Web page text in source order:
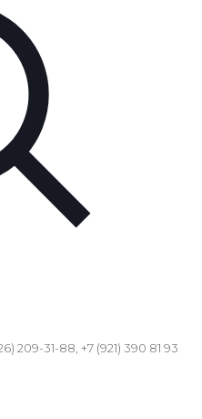
209-31-88, +7 (921) 390 81 93